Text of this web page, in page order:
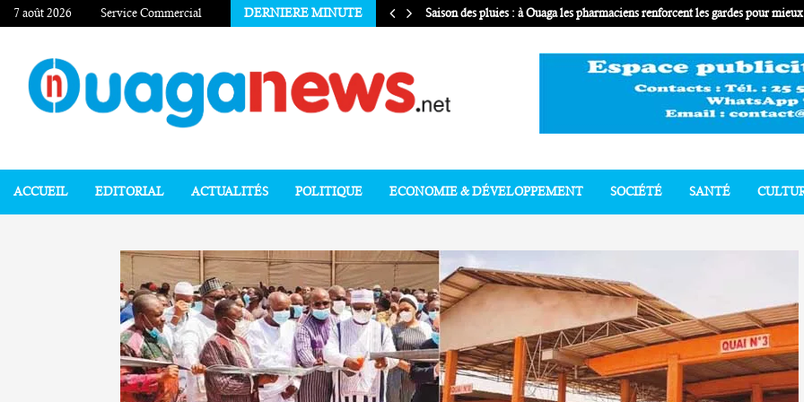
7 août 2026 Service Commercial DERNIERE MINUTE Saison des pluies : à Ouaga les pharmaciens renforcent les gardes pour
ACCUEIL EDITORIAL ACTUALITÉS POLITIQUE ECONOMIE & DÉVELOPPEMENT SOCIÉTÉ SANTÉ